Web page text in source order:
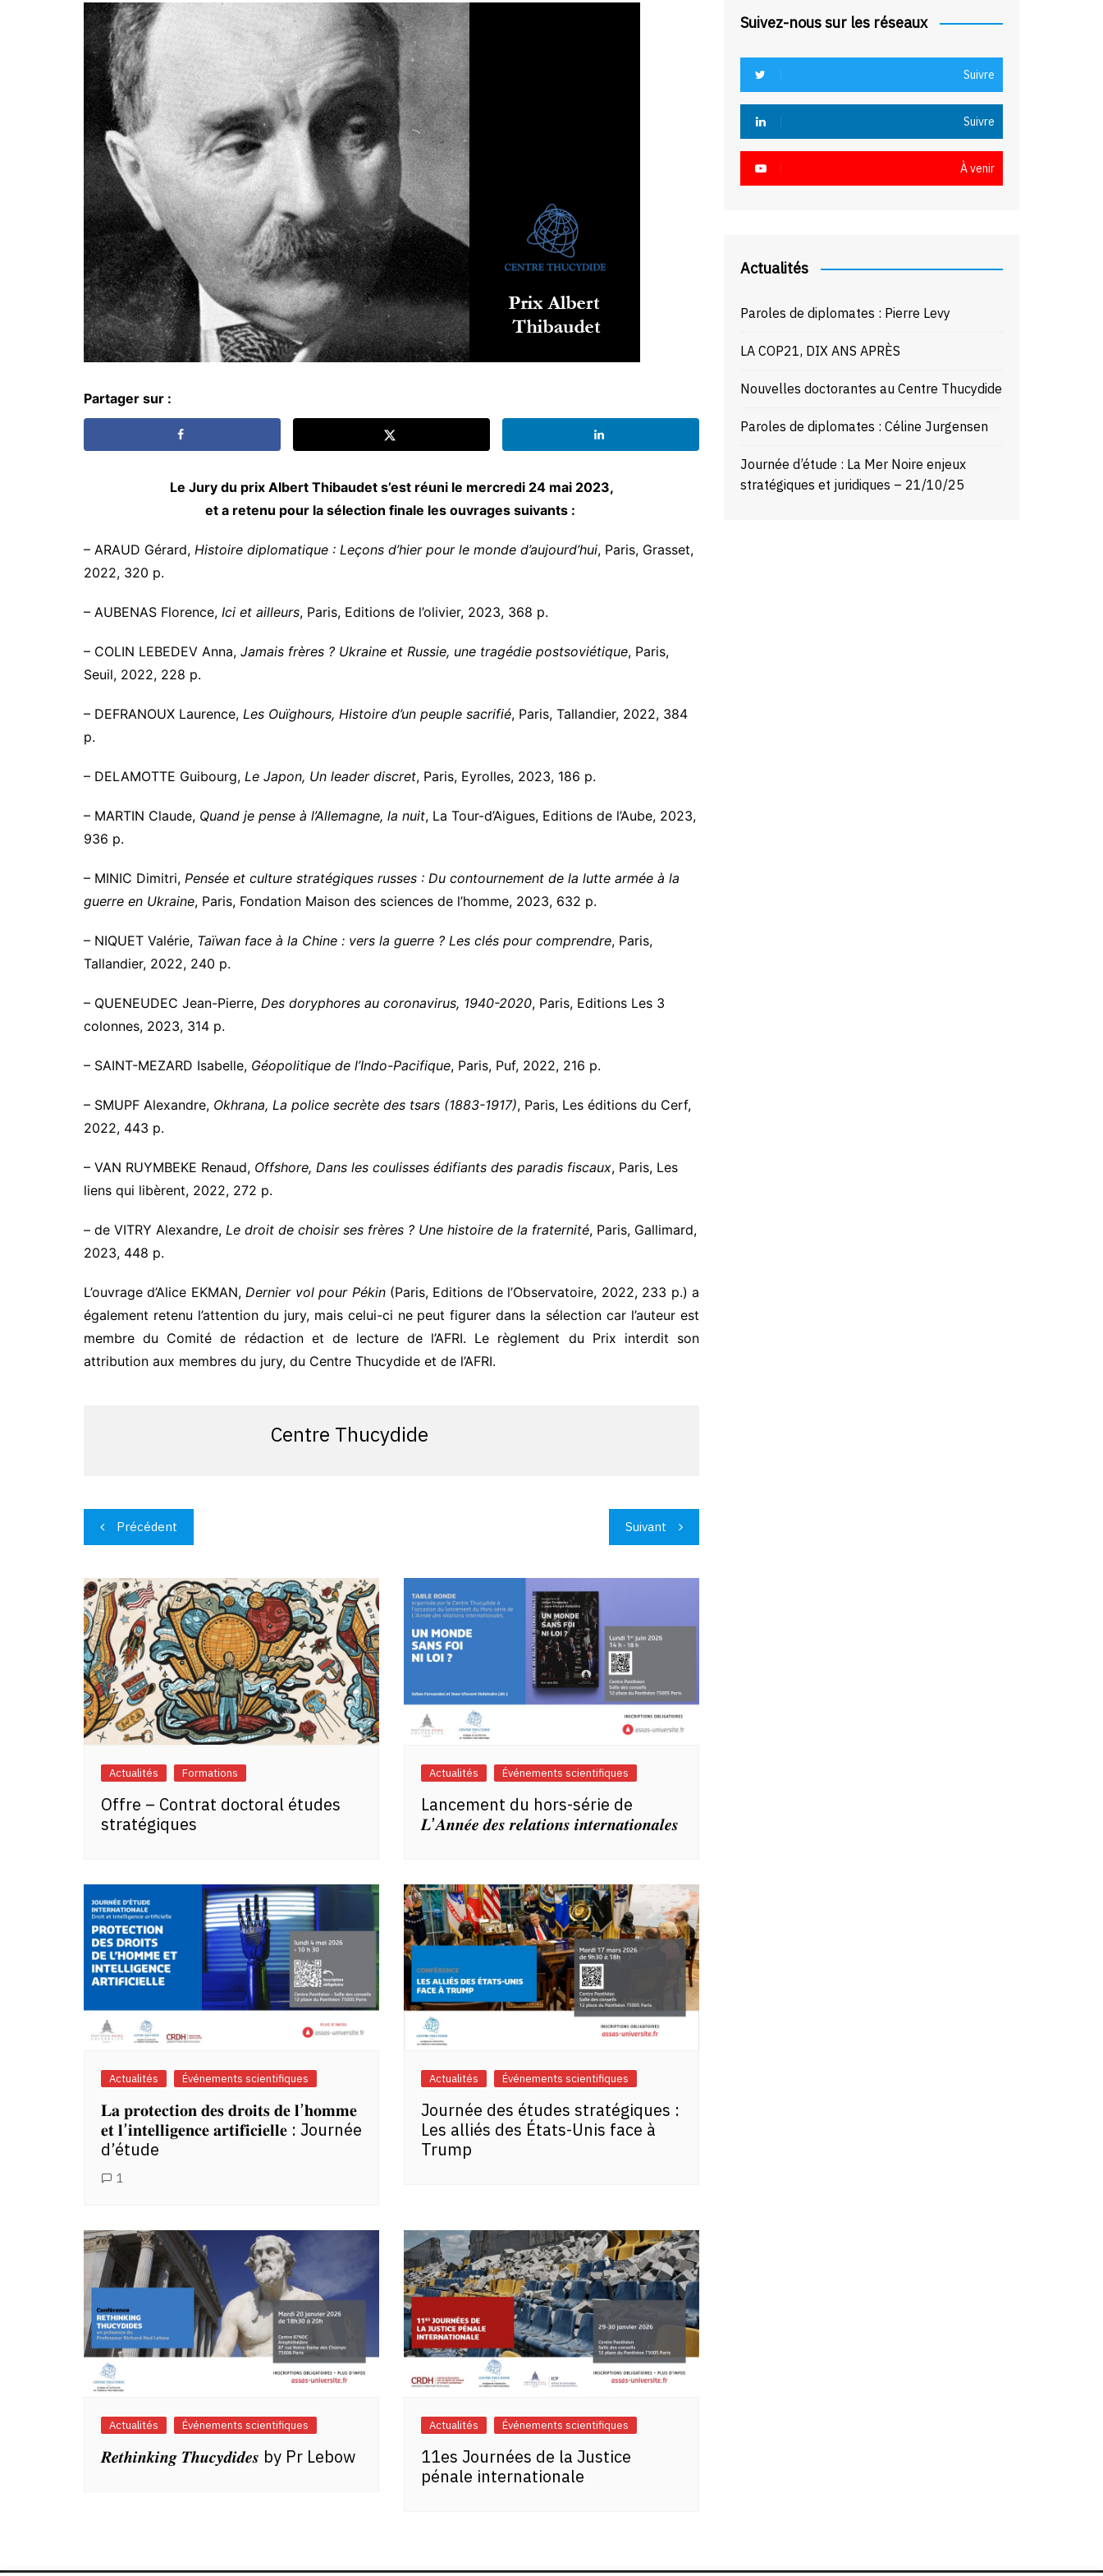
Partager sur :
Le Jury du prix Albert Thibaudet s’est réuni le mercredi 24 mai 2023,
et a retenu pour la sélection finale les ouvrages suivants :
– ARAUD Gérard, Histoire diplomatique : Leçons d’hier pour le monde d’aujourd’hui, Paris, Grasset,
2022, 320 p.
– AUBENAS Florence, Ici et ailleurs, Paris, Editions de l’olivier, 2023, 368 p.
– COLIN LEBEDEV Anna, Jamais frères ? Ukraine et Russie, une tragédie postsoviétique, Paris,
Seuil, 2022, 228 p.
– DEFRANOUX Laurence, Les Ouïghours, Histoire d’un peuple sacrifié, Paris, Tallandier, 2022, 384
p.
– DELAMOTTE Guibourg, Le Japon, Un leader discret, Paris, Eyrolles, 2023, 186 p.
– MARTIN Claude, Quand je pense à l’Allemagne, la nuit, La Tour-d’Aigues, Editions de l’Aube, 2023,
936 p.
– MINIC Dimitri, Pensée et culture stratégiques russes : Du contournement de la lutte armée à la
guerre en Ukraine, Paris, Fondation Maison des sciences de l’homme, 2023, 632 p.
– NIQUET Valérie, Taïwan face à la Chine : vers la guerre ? Les clés pour comprendre, Paris,
Tallandier, 2022, 240 p.
– QUENEUDEC Jean-Pierre, Des doryphores au coronavirus, 1940-2020, Paris, Editions Les 3
colonnes, 2023, 314 p.
– SAINT-MEZARD Isabelle, Géopolitique de l’Indo-Pacifique, Paris, Puf, 2022, 216 p.
– SMUPF Alexandre, Okhrana, La police secrète des tsars (1883-1917), Paris, Les éditions du Cerf,
2022, 443 p.
– VAN RUYMBEKE Renaud, Offshore, Dans les coulisses édifiants des paradis fiscaux, Paris, Les
liens qui libèrent, 2022, 272 p.
– de VITRY Alexandre, Le droit de choisir ses frères ? Une histoire de la fraternité, Paris, Gallimard,
2023, 448 p.
L’ouvrage d’Alice EKMAN,Dernier vol pour Pékin(Paris, Editions de l’Observatoire, 2022, 233 p.) a
également retenu l’attention du jury, mais celui-ci ne peut figurer dans la sélection car l’auteur est
membre du Comité de rédaction et de lecture de l’AFRI. Le règlement du Prix interdit son
attribution aux membres du jury, du Centre Thucydide et de l’AFRI.
Centre Thucydide
Navigation
de
l’article
Précédent Suivant
Actualités Formations
Offre – Contrat doctoral études
stratégiques
Actualités Événements scientifiques
Lancement du hors-série de
𝑳’𝑨𝒏𝒏𝒆́𝒆 𝒅𝒆𝒔 𝒓𝒆𝒍𝒂𝒕𝒊𝒐𝒏𝒔 𝒊𝒏𝒕𝒆𝒓𝒏𝒂𝒕𝒊𝒐𝒏𝒂𝒍𝒆𝒔
Actualités Événements scientifiques
𝐋𝐚 𝐩𝐫𝐨𝐭𝐞𝐜𝐭𝐢𝐨𝐧 𝐝𝐞𝐬 𝐝𝐫𝐨𝐢𝐭𝐬 𝐝𝐞 𝐥’𝐡𝐨𝐦𝐦𝐞
𝐞𝐭 𝐥’𝐢𝐧𝐭𝐞𝐥𝐥𝐢𝐠𝐞𝐧𝐜𝐞 𝐚𝐫𝐭𝐢𝐟𝐢𝐜𝐢𝐞𝐥𝐥𝐞 : Journée
d’étude
1
Actualités Événements scientifiques
Journée des études stratégiques :
Les alliés des États-Unis face à
Trump
Actualités Événements scientifiques
𝑹𝒆𝒕𝒉𝒊𝒏𝒌𝒊𝒏𝒈 𝑻𝒉𝒖𝒄𝒚𝒅𝒊𝒅𝒆𝒔 by Pr Lebow
Actualités Événements scientifiques
11es Journées de la Justice
pénale internationale
Suivez-nous sur les réseaux
Suivre
Suivre
À venir
Actualités
Paroles de diplomates : Pierre Levy
LA COP21, DIX ANS APRÈS
Nouvelles doctorantes au Centre Thucydide
Paroles de diplomates : Céline Jurgensen
Journée d’étude : La Mer Noire enjeux
stratégiques et juridiques – 21/10/25